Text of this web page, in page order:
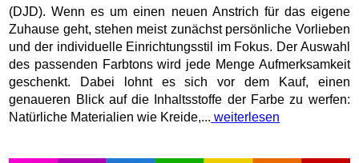
(DJD). Wenn es um einen neuen Anstrich für das eigene
Zuhause geht, stehen meist zunächst persönliche Vorlieben
und der individuelle Einrichtungsstil im Fokus. Der Auswahl
des passenden Farbtons wird jede Menge Aufmerksamkeit
geschenkt. Dabei lohnt es sich vor dem Kauf, einen
genaueren Blick auf die Inhaltsstoffe der Farbe zu werfen:
Natürliche Materialien wie Kreide,... weiterlesen